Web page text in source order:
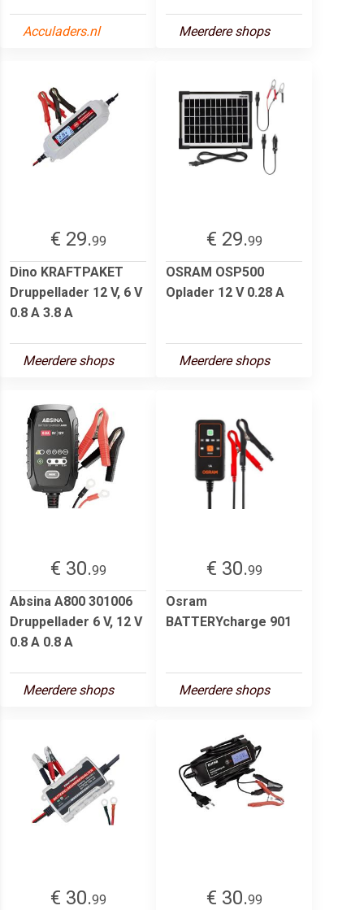
Acculaders.nl Meerdere shops
€ 29.99
Dino KRAFTPAKET
Druppellader 12 V, 6 V
0.8 A 3.8 A
Meerdere shops
€ 29.99
OSRAM OSP500
Oplader 12 V 0.28 A
Meerdere shops
€ 30.99
Absina A800 301006
Druppellader 6 V, 12 V
0.8 A 0.8 A
Meerdere shops
€ 30.99
Osram
BATTERYcharge 901
Meerdere shops
€ 30.99
€ 30.99